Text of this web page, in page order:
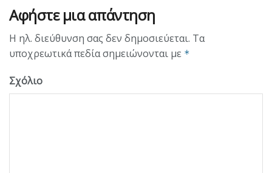
Αφήστε μια απάντηση
Η ηλ. διεύθυνση σας δεν δημοσιεύεται. Τα
υποχρεωτικά πεδία σημειώνονται με *
Σχόλιο